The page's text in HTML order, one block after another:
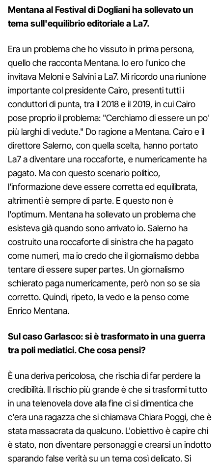
Mentana al Festival di Dogliani ha sollevato un
tema sull'equilibrio editoriale a La7.
Era un problema che ho vissuto in prima persona,
quello che racconta Mentana. Io ero l'unico che
invitava Meloni e Salvini a La7. Mi ricordo una riunione
importante col presidente Cairo, presenti tutti i
conduttori di punta, tra il 2018 e il 2019, in cui Cairo
pose proprio il problema: "Cerchiamo di essere un po'
più larghi di vedute." Do ragione a Mentana. Cairo e il
direttore Salerno, con quella scelta, hanno portato
La7 a diventare una roccaforte, e numericamente ha
pagato. Ma con questo scenario politico,
l'informazione deve essere corretta ed equilibrata,
altrimenti è sempre di parte. E questo non è
l'optimum. Mentana ha sollevato un problema che
esisteva già quando sono arrivato io. Salerno ha
costruito una roccaforte di sinistra che ha pagato
come numeri, ma io credo che il giornalismo debba
tentare di essere super partes. Un giornalismo
schierato paga numericamente, però non so se sia
corretto. Quindi, ripeto, la vedo e la penso come
Enrico Mentana.
Sul caso Garlasco: si è trasformato in una guerra
tra poli mediatici. Che cosa pensi?
È una deriva pericolosa, che rischia di far perdere la
credibilità. Il rischio più grande è che si trasformi tutto
in una telenovela dove alla fine ci si dimentica che
c'era una ragazza che si chiamava Chiara Poggi, che è
stata massacrata da qualcuno. L'obiettivo è capire chi
è stato, non diventare personaggi e crearsi un indotto
sparando false verità su un tema così delicato. Si